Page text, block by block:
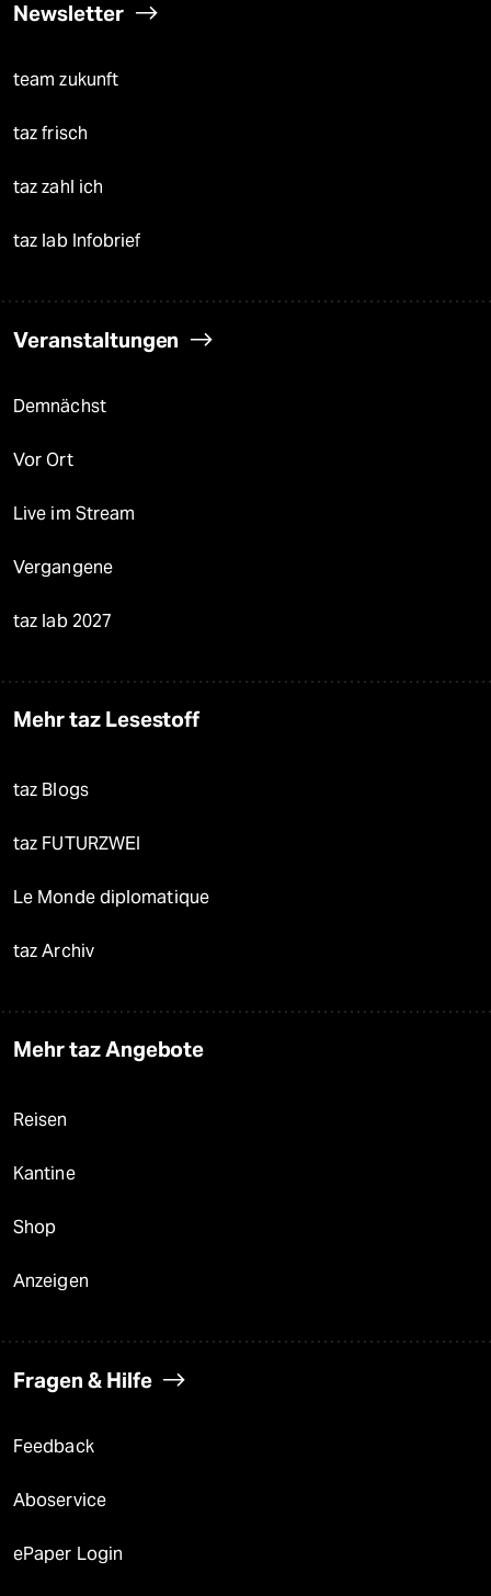
Newsletter
team zukunft
taz frisch
taz zahl ich
taz lab Infobrief
Veranstaltungen
Demnächst
Vor Ort
Live im Stream
Vergangene
taz lab 2027
Mehr taz Lesestoff
taz Blogs
taz FUTURZWEI
Le Monde diplomatique
taz Archiv
Mehr taz Angebote
Reisen
Kantine
Shop
Anzeigen
Fragen & Hilfe
Feedback
Aboservice
ePaper Login